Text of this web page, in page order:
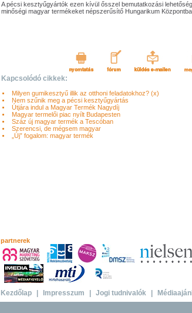
A pécsi kesztyűgyártók ezen kívül ősszel bemutatkozási
minőségi magyar termékeket népszerűsítő Hungarikum
Kapcsolódó cikkek:
Milyen gumikesztyű illik az otthoni feladatokhoz? (x)
Nem szűnik meg a pécsi kesztyűgyártás
Útjára indul a Magyar Termék Nagydíj
Magyar termelői piac nyílt Budapesten
Száz új magyar termék a Tescóban
Szerencsi, de mégsem magyar
„Új” fogalom: magyar termék
partnerek
Kezdőlap Impresszum Jogi tudnivalók